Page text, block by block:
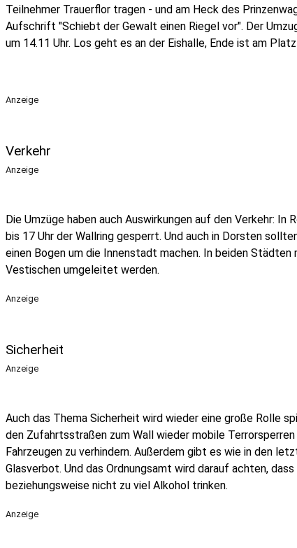
Teilnehmer Trauerflor tragen - und am Heck des
Aufschrift "Schiebt der Gewalt einen Riegel vor". Der
um 14.11 Uhr. Los geht es an der Eishalle, Ende ist am
Anzeige
Verkehr
Anzeige
Die Umzüge haben auch Auswirkungen auf den Verkehr: In
bis 17 Uhr der Wallring gesperrt. Und auch in Dorsten
einen Bogen um die Innenstadt machen. In beiden Städten
Vestischen umgeleitet werden.
Anzeige
Sicherheit
Anzeige
Auch das Thema Sicherheit wird wieder eine große Rolle
den Zufahrtsstraßen zum Wall wieder mobile
Fahrzeugen zu verhindern. Außerdem gibt es wie in den
Glasverbot. Und das Ordnungsamt wird darauf achten,
beziehungsweise nicht zu viel Alkohol trinken.
Anzeige